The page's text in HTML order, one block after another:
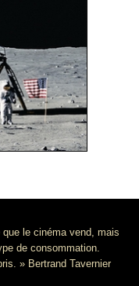
le cinéma vend, mais
de consommation.
» Bertrand Tavernier